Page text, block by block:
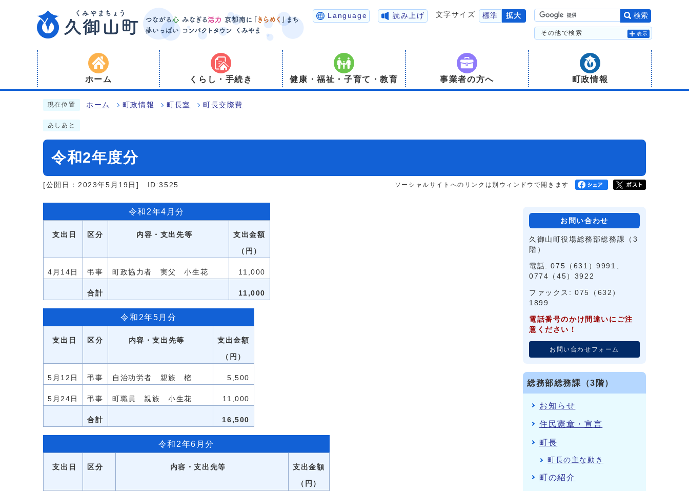
Language 読み上げ 文字サイズ 標準 拡大 検索
その他で検索 表示
ホーム くらし・手続き 健康・福祉・子育て・教育 事業者の方へ 町政情報
現在位置 ホーム 町政情報 町長室 町長交際費
あしあと
令和2年度分
[公開日：2023年5月19日] ID:3525 ソーシャルサイトへのリンクは別ウィンドウで開きます
令和2年4月分
支出日 区分 内容・支出先等 支出金額
（円）
4月14日 弔事 町政協力者 実父 小生花 11,000
合計 11,000
令和2年5月分
支出日 区分 内容・支出先等 支出金額
（円）
5月12日 弔事 自治功労者 親族 樒 5,500
5月24日 弔事 町職員 親族 小生花 11,000
合計 16,500
令和2年6月分
支出日 区分 内容・支出先等 支出金額
（円）
お問い合わせ
久御山町役場総務部総務課（3
階）
電話: 075（631）9991、
0774（45）3922
ファックス: 075（632）
1899
電話番号のかけ間違いにご注
意ください！
お問い合わせフォーム
総務部総務課（3階）
お知らせ
住民憲章・宣言
町長
町長の主な動き
町の紹介